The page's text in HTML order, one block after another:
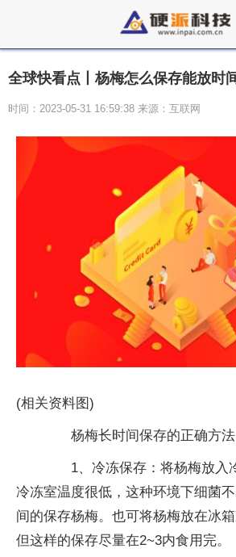
全球快看点丨杨梅怎么保存能放时
时间：2023-05-31 16:59:38 来源：互联网
(相关资料图)
杨梅长时间保存的正确方法
1、冷冻保存：将杨梅放入
冷冻室温度很低，这种环境下细菌
间的保存杨梅。也可将杨梅放在冰
但这样的保存尽量在2~3内食用完。